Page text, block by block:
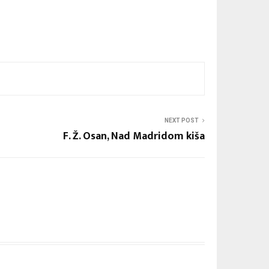
NEXT POST
F. Ž. Osan, Nad Madridom kiša